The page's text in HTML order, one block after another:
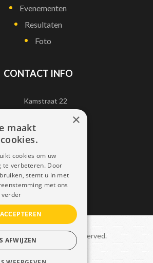
Evenementen
Resultaten
Foto
CONTACT INFO
Kamstraat 22
1750 Lennik
0497452898
info@dais.be
© 2021 Dais. All rights reserved.
Sitemap–GDPR
×
maakt
cookies om uw
verbeteren. Door
stemt u in met
met ons
verder
AFWIJZEN